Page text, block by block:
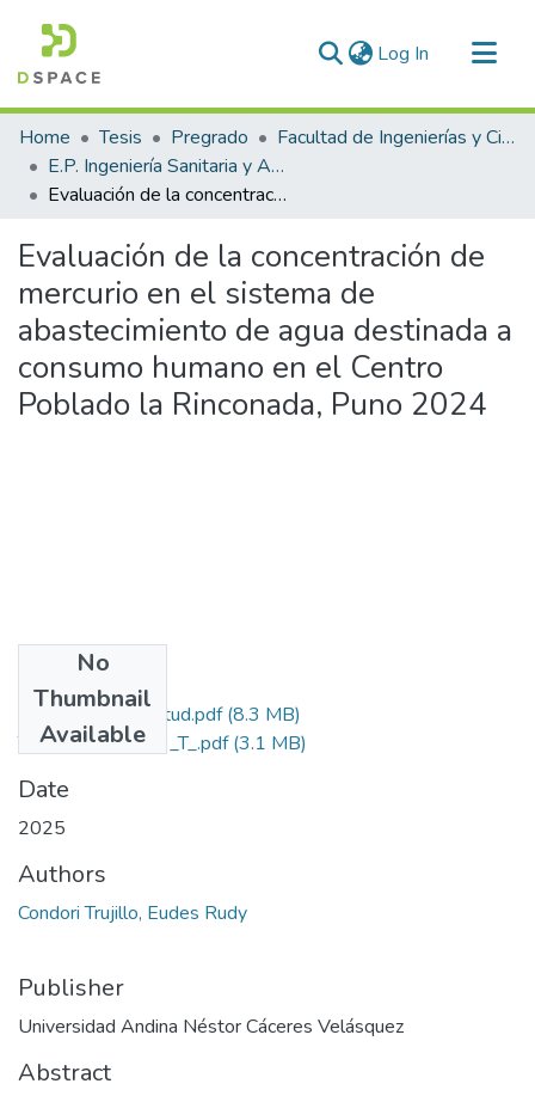
Log In (current)
Communities & Collections
All of DSpace
Statistics
Home Tesis Pregrado
Facultad de Ingenierías y Ciencias Puras
E.P. Ingeniería Sanitaria y Ambiental
Evaluación de la concentración de mercurio en el sistema de abastecimiento de agua destinada a consumo humano en el Centro Poblado la Rinconada, Puno 2024
Evaluación de la concentración de
mercurio en el sistema de
abastecimiento de agua destinada a
consumo humano en el Centro
Poblado la Rinconada, Puno 2024
No
Thumbnail
Available
Grado de Similitud.pdf(8.3 MB)
T036_70414949_T_.pdf(3.1 MB)
Date
2025
Authors
Condori Trujillo, Eudes Rudy
Publisher
Universidad Andina Néstor Cáceres Velásquez
Abstract